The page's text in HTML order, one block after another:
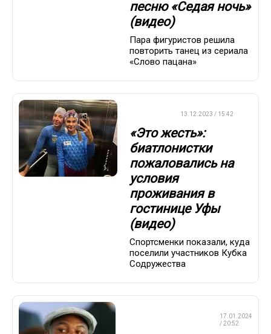
песню «Седая ночь»
(видео)
Пара фигуристов решила
повторить танец из сериала
«Слово пацана»
13.12.2023 / 15:42
«Это жесть»:
биатлонистки
пожаловались на
условия
проживания в
гостинице Уфы
(видео)
Спортсменки показали, куда
поселили участников Кубка
Содружества
17.01.2024
/ 20:52